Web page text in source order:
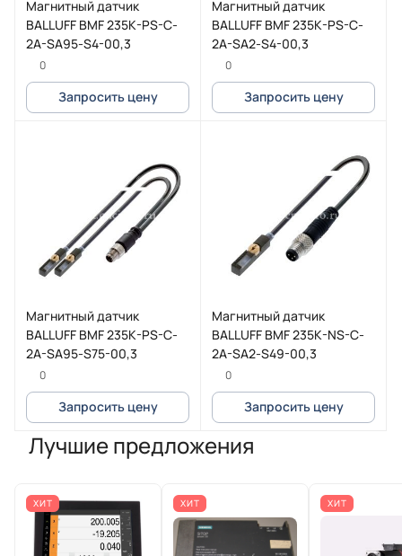
Магнитный датчик
BALLUFF BMF 235K-PS-C-
2A-SA95-S4-00,3
0
Запросить цену
Магнитный датчик
BALLUFF BMF 235K-PS-C-
2A-SA2-S4-00,3
0
Запросить цену
Магнитный датчик
BALLUFF BMF 235K-PS-C-
2A-SA95-S75-00,3
0
Запросить цену
Магнитный датчик
BALLUFF BMF 235K-NS-C-
2A-SA2-S49-00,3
0
Запросить цену
Лучшие предложения
ХИТ ХИТ ХИТ